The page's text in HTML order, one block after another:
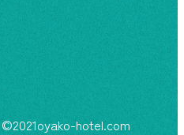
©︎2021oyako-hotel.com